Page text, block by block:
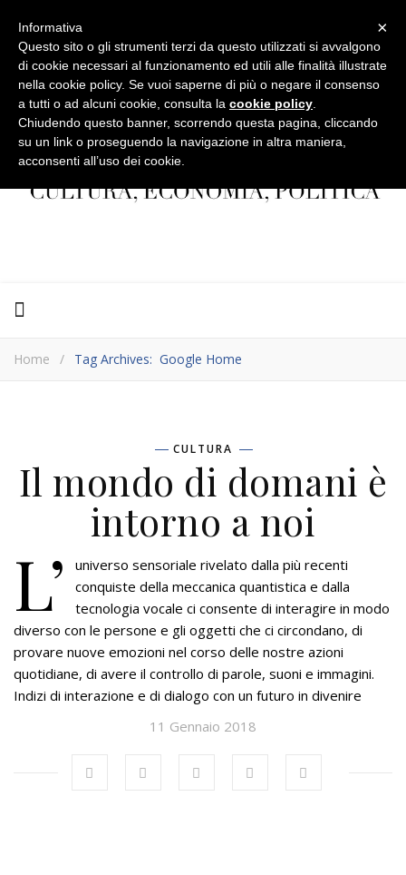
Home / Tag Archives: Google Home
CULTURA
Il mondo di domani è
intorno a noi
L’
universo sensoriale rivelato dalla più recenti
conquiste della meccanica quantistica e dalla
tecnologia vocale ci consente di interagire in modo
diverso con le persone e gli oggetti che ci circondano, di
provare nuove emozioni nel corso delle nostre azioni
quotidiane, di avere il controllo di parole, suoni e immagini.
Indizi di interazione e di dialogo con un futuro in divenire
11 Gennaio 2018
×
Informativa
Questo sito o gli strumenti terzi da questo utilizzati si avvalgono
di cookie necessari al funzionamento ed utili alle finalità illustrate
nella cookie policy. Se vuoi saperne di più o negare il consenso
a tutti o ad alcuni cookie, consulta la cookie policy
Chiudendo questo banner, scorrendo questa pagina, cliccando
su un link o proseguendo la navigazione in altra maniera,
acconsenti all’uso dei cookie.